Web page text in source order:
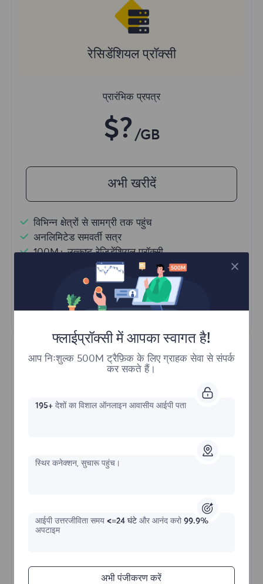
रेसिडेंशियल प्रॉक्सी
प्रारंभिक प्रपत्र
$? /GB
अभी खरीदें
विभिन्न क्षेत्रों से सामग्री तक पहुंच
अनलिमिटेड समवर्ती सत्र
100M+ उत्कृष्ट रेजिडेंशियल प्रॉक्सी
स्वचालित प्रॉक्सी रोटेशन
HTTP(S)/SOCKS5
और अधिक जानें
प्रारंभिक प्रपत्र
फ्लाईप्रॉक्सी में आपका स्वागत है!
आप निःशुल्क 500M ट्रैफ़िक के लिए ग्राहक सेवा से संपर्क
कर सकते हैं।
195+देशों का विशाल ऑनलाइन आवासीय आईपी पता
स्थिर कनेक्शन, सुचारू पहुंच।
आईपी ​​उत्तरजीविता समय <=24 घंटे और आनंद करो 99.9%
अपटाइम
अभी पंजीकरण करें